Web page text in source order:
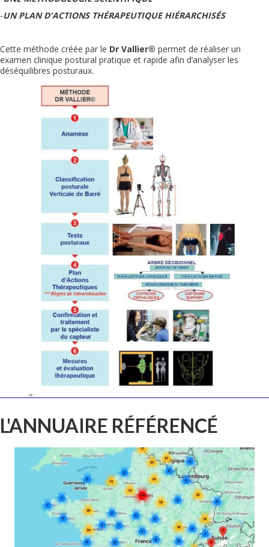
-UN PLAN D'ACTIONS THÉRAPEUTIQUE HIÉRARCHISÉS
Cette méthode créée par le Dr Vallier® permet de réaliser un
examen clinique postural pratique et rapide afin d’analyser les
déséquilibres posturaux.
L'ANNUAIRE RÉFÉRENCÉ